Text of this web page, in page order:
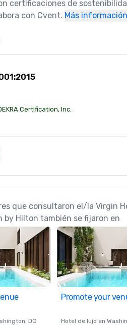
certificaciones de
con Cvent. Más información
Certification, Inc.
que consultaron el/la Virgin
by Hilton también se fijaron en
, DC
Promote your
Hotel de lujo en